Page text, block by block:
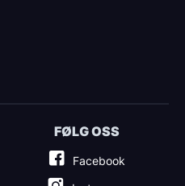
FØLG OSS
Facebook